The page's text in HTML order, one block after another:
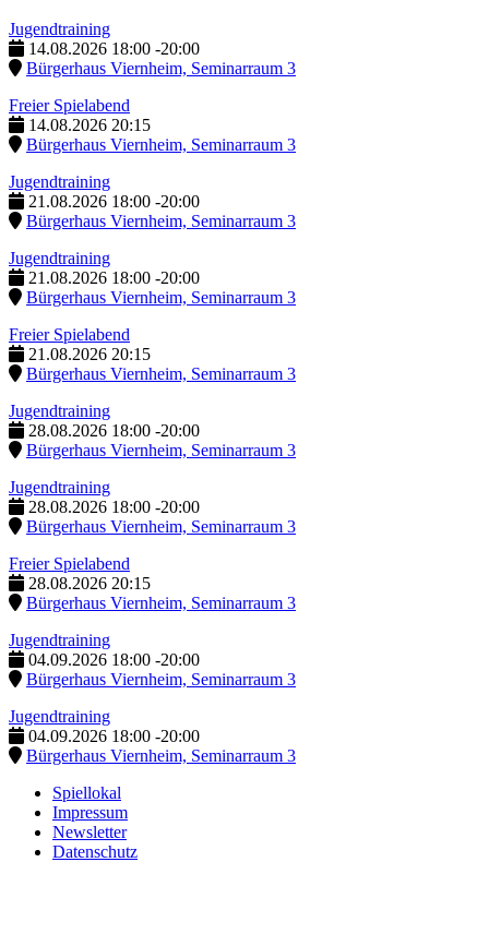
Jugendtraining
14.08.2026 18:00 -20:00
Bürgerhaus Viernheim, Seminarraum 3
Freier Spielabend
14.08.2026 20:15
Bürgerhaus Viernheim, Seminarraum 3
Jugendtraining
21.08.2026 18:00 -20:00
Bürgerhaus Viernheim, Seminarraum 3
Jugendtraining
21.08.2026 18:00 -20:00
Bürgerhaus Viernheim, Seminarraum 3
Freier Spielabend
21.08.2026 20:15
Bürgerhaus Viernheim, Seminarraum 3
Jugendtraining
28.08.2026 18:00 -20:00
Bürgerhaus Viernheim, Seminarraum 3
Jugendtraining
28.08.2026 18:00 -20:00
Bürgerhaus Viernheim, Seminarraum 3
Freier Spielabend
28.08.2026 20:15
Bürgerhaus Viernheim, Seminarraum 3
Jugendtraining
04.09.2026 18:00 -20:00
Bürgerhaus Viernheim, Seminarraum 3
Jugendtraining
04.09.2026 18:00 -20:00
Bürgerhaus Viernheim, Seminarraum 3
Spiellokal
Impressum
Newsletter
Datenschutz